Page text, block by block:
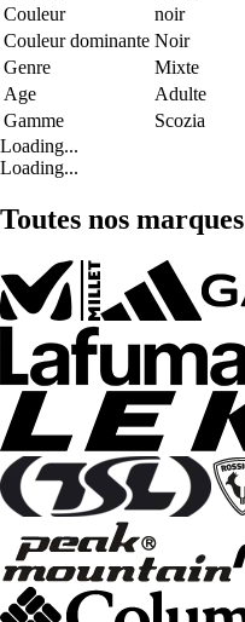
Couleur
noir
Couleur dominante Noir
Genre
Mixte
Age
Adulte
Gamme
Scozia
Loading...
Loading...
Toutes nos marques